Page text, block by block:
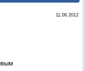
11.06.2012